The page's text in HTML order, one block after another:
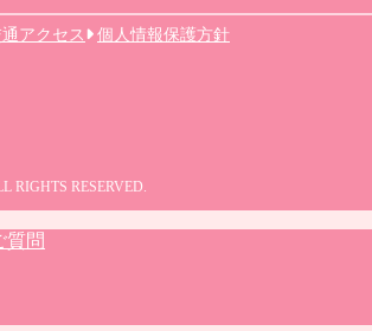
アクセス 個人情報保護方針
RIGHTS RESERVED.
質問